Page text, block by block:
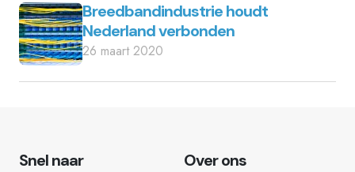
Breedbandindustrie houdt
Nederland verbonden
26 maart 2020
Snel naar Over ons